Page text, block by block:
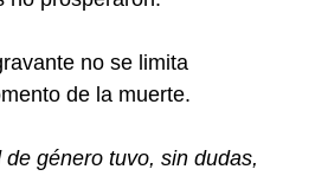
no se limita
de la muerte.
de género tuvo, sin dudas,